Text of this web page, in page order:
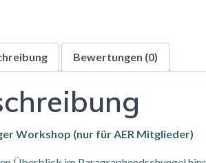
Bewertungen (0)
Workshop (nur für AER Mitglieder)